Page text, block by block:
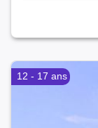
12 - 17 ans